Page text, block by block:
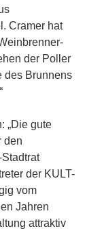
Cramer hat
der Poller
des Brunnens
„Die gute
den
der KULT-
vom
Jahren
attraktiv